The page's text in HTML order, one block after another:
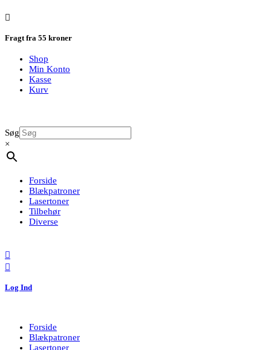

Fragt fra 55 kroner
Shop
Min Konto
Kasse
Kurv
Søg
×
Forside
Blækpatroner
Lasertoner
Tilbehør
Diverse


Log Ind
Forside
Blækpatroner
Lasertoner